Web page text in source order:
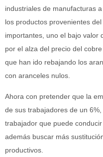
industriales de manufacturas
los productos provenientes
importantes, uno el bajo valor
por el alza del precio del
que han ido rebajando los
con aranceles nulos.
Ahora con pretender que la
de sus trabajadores de un
trabajador que puede
además buscar más
productivos.